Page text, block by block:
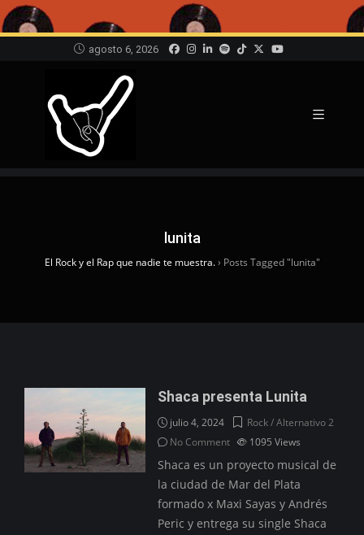
agosto 6, 2026
lunita
El Rock y el Rap que nadie te muestra.› Posts Tagged "lunita"
Shaca presenta Lunita
julio 4, 2024
Rock / Alternativo 2
No Comment
1095Views
Shaca es un proyecto musical de
la ciudad de Mar del Plata
formado x Maxi Sayas y Andrés
Peric y entrega su single Shaca